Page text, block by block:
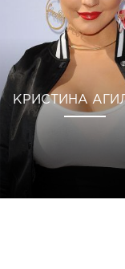
КРИСТИНА